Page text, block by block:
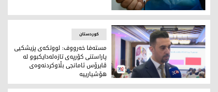
نەخۆشێکی تالاسیمیا
مسته‌فا خه‌رووف
کوردستان
مسته‌فا خه‌رووف: لووتكه‌ی پزیشكیی
پاراستنی كۆرپه‌ی تازه‌له‌دایكبوو له‌
ڤایرۆس ئامانجی بڵاوكردنه‌وه‌ی
هۆشیارییه‌